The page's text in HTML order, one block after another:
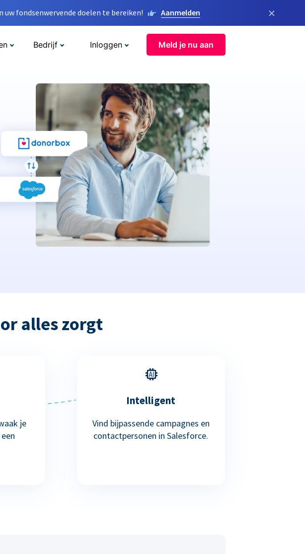
uw fondsenwervende doelen te bereiken! Aanmelden ×
Bedrijf Inloggen Meld je nu aan
alles zorgt
je
Intelligent
Vind bijpassende campagnes en
contactpersonen in Salesforce.